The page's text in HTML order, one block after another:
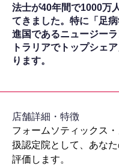
法士が40年間で1000万
てきました。特に「足
進国であるニュージー
トラリアでトップシェ
ります。
​店舗詳細・特徴
フォームソティックス
扱認定院として、あな
評価します。